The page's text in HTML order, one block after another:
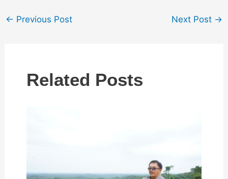
← Previous Post Next Post →
Related Posts